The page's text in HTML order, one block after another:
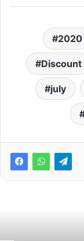
2020
Discount
july